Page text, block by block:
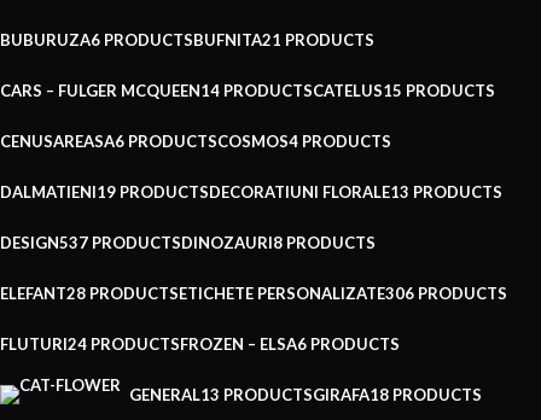
BUBURUZA6 PRODUCTSBUFNITA21 PRODUCTS
CARS – FULGER MCQUEEN14 PRODUCTSCATELUS15 PRODUCTS
CENUSAREASA6 PRODUCTSCOSMOS4 PRODUCTS
DALMATIENI19 PRODUCTSDECORATIUNI FLORALE13 PRODUCTS
DESIGN537 PRODUCTSDINOZAURI8 PRODUCTS
ELEFANT28 PRODUCTSETICHETE PERSONALIZATE306 PRODUCTS
FLUTURI24 PRODUCTSFROZEN – ELSA6 PRODUCTS
GENERAL13 PRODUCTSGIRAFA18 PRODUCTS